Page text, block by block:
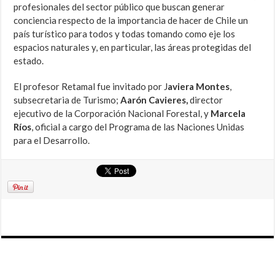
profesionales del sector público que buscan generar
conciencia respecto de la importancia de hacer de Chile un
país turístico para todos y todas tomando como eje los
espacios naturales y, en particular, las áreas protegidas del
estado.
El profesor Retamal fue invitado por Javiera Montes,
subsecretaria de Turismo; Aarón Cavieres,director
ejecutivo de la Corporación Nacional Forestal, y Marcela
Ríos, oficial a cargo del Programa de las Naciones Unidas
para el Desarrollo.